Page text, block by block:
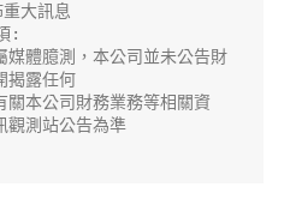
大訊息
:
媒體臆測，本公司並未公告財
揭露任何
關本公司財務業務等相關資
觀測站公告為準